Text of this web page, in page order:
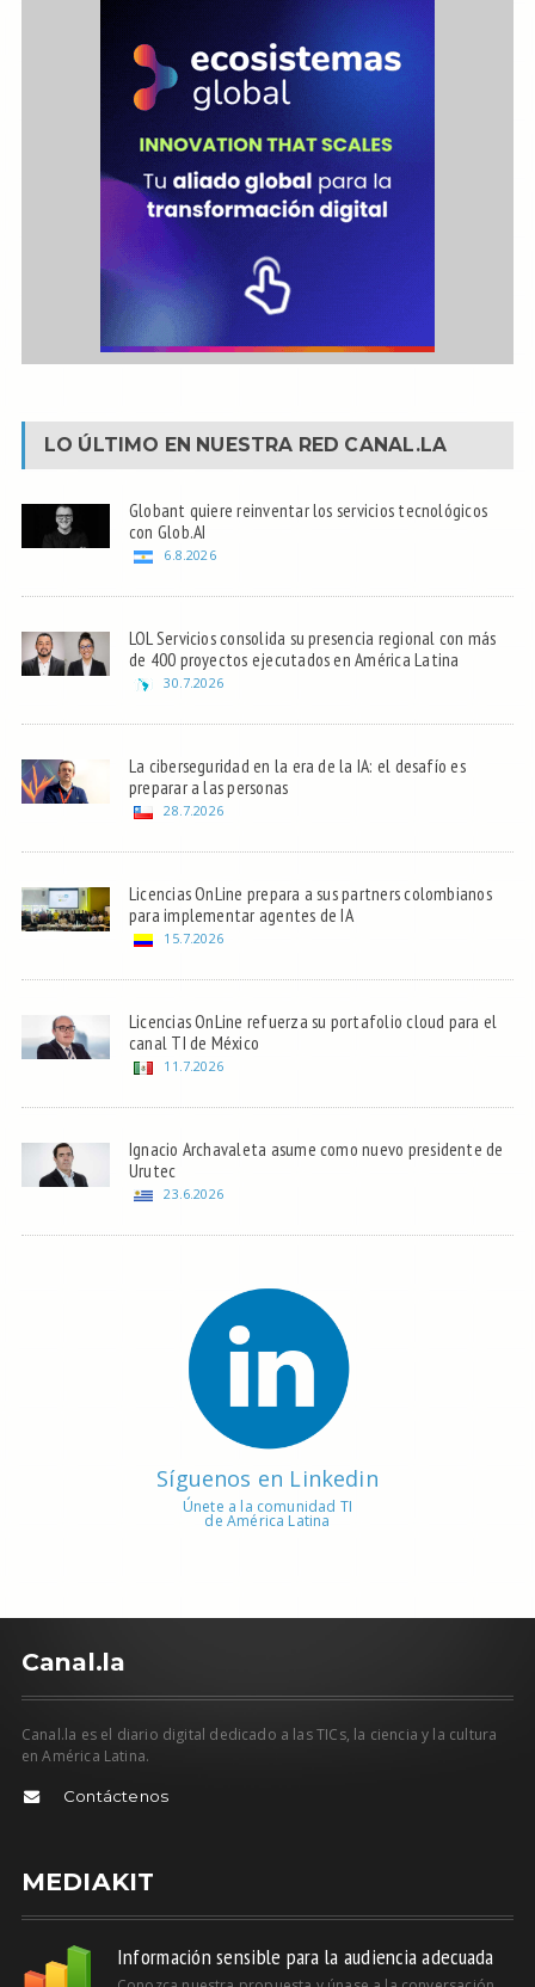
LO ÚLTIMO EN NUESTRA RED CANAL.LA
Globant quiere reinventar los servicios tecnológicos
con Glob.AI
6.8.2026
LOL Servicios consolida su presencia regional con más
de 400 proyectos ejecutados en América Latina
30.7.2026
La ciberseguridad en la era de la IA: el desafío es
preparar a las personas
28.7.2026
Licencias OnLine prepara a sus partners colombianos
para implementar agentes de IA
15.7.2026
Licencias OnLine refuerza su portafolio cloud para el
canal TI de México
11.7.2026
Ignacio Archavaleta asume como nuevo presidente de
Urutec
23.6.2026
Síguenos en Linkedin
Únete a la comunidad TI
de América Latina
Canal.la
Canal.la es el diario digital dedicado a las TICs, la ciencia y la cultura
en América Latina.
Contáctenos
MEDIAKIT
Información sensible para la audiencia adecuada